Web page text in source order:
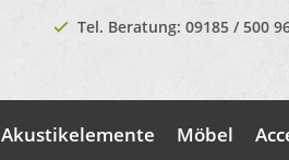
Tel. Beratung: 09185 / 500
Akustikelemente Möbel